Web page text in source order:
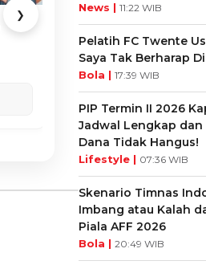
KUIS: Sepatu Mana
Cocok dengan
Kepribadianmu?
❯
News | 11:22 WIB
Pelatih FC Twente
Saya Tak Berharap
Bola | 17:39 WIB
PIP Termin II 2026
Jadwal Lengkap dan
Dana Tidak Hangus!
Lifestyle | 07:36 WIB
Skenario Timnas
Imbang atau Kalah
Piala AFF 2026
Bola | 20:49 WIB